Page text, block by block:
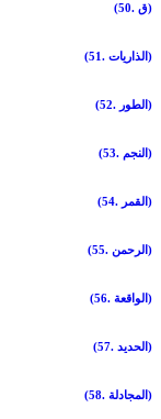
(50. ق)
(51. الذاريات)
(52. الطور)
(53. النجم)
(54. القمر)
(55. الرحمن)
(56. الواقعة)
(57. الحديد)
(58. المجادلة)